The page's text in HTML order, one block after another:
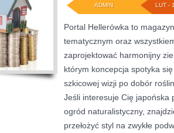
LUT -
ADMIN
Portal Hellerówka to
tematycznym oraz
zaprojektować harmonijny
którym koncepcja spotyka
szkicowej wizji po dobór
Jeśli interesuje Cię japońska
ogród naturalistyczny,
przełożyć styl na zwykłe